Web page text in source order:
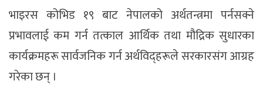
भाइरस कोभिड १९ बाट नेपालको अर्थतन्त्रमा पर्नसक्ने
प्रभावलाई कम गर्न तत्काल आर्थिक तथा मौद्रिक सुधारका
कार्यक्रमहरू सार्वजनिक गर्न अर्थविद्हरूले सरकारसंग आग्रह
गरेका छन् ।